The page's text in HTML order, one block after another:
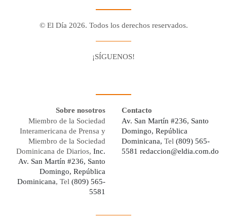
© El Día 2026. Todos los derechos reservados.
¡SÍGUENOS!
Sobre nosotros
Miembro de la Sociedad
Interamericana de Prensa y
Miembro de la Sociedad
Dominicana de Diarios, Inc.
Av. San Martín #236, Santo
Domingo, República
Dominicana, Tel (809) 565-
5581
Contacto
Av. San Martín #236, Santo
Domingo, República
Dominicana, Tel (809) 565-
5581 redaccion@eldia.com.do